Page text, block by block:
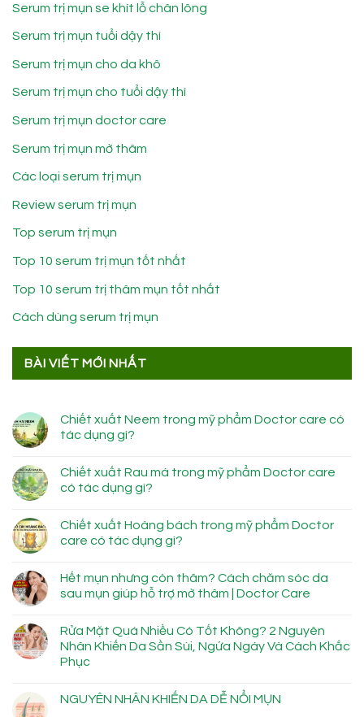
Serum trị mụn se khít lỗ chân lông
Serum trị mụn tuổi dậy thì
Serum trị mụn cho da khô
Serum trị mụn cho tuổi dậy thì
Serum trị mụn doctor care
Serum trị mụn mờ thâm
Các loại serum trị mụn
Review serum trị mụn
Top serum trị mụn
Top 10 serum trị mụn tốt nhất
Top 10 serum trị thâm mụn tốt nhất
Cách dùng serum trị mụn
BÀI VIẾT MỚI NHẤT
Chiết xuất Neem trong mỹ phẩm Doctor care có
tác dụng gì?
Chiết xuất Rau má trong mỹ phẩm Doctor care
có tác dụng gì?
Chiết xuất Hoàng bách trong mỹ phẩm Doctor
care có tác dụng gì?
Hết mụn nhưng còn thâm? Cách chăm sóc da
sau mụn giúp hỗ trợ mờ thâm | Doctor Care
Rửa Mặt Quá Nhiều Có Tốt Không? 2 Nguyên
Nhân Khiến Da Sần Sùi, Ngứa Ngáy Và Cách Khắc
Phục
NGUYÊN NHÂN KHIẾN DA DỄ NỔI MỤN